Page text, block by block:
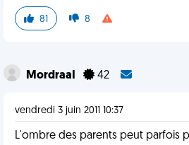
81 8
MordraaI 42
vendredi 3 juin 2011 10:37
L'ombre des parents peut parfois